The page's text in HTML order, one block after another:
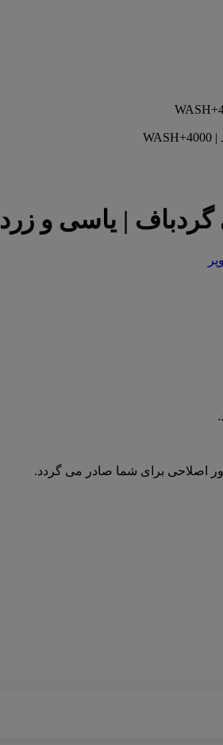
گردباف | یاسی و زرد
اصلاحی برای شما صادر می گردد.